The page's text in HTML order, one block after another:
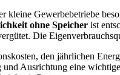
Gewerbebetriebe
ohne Speicher ist
Die
den jährlichen
Ausrichtung eine